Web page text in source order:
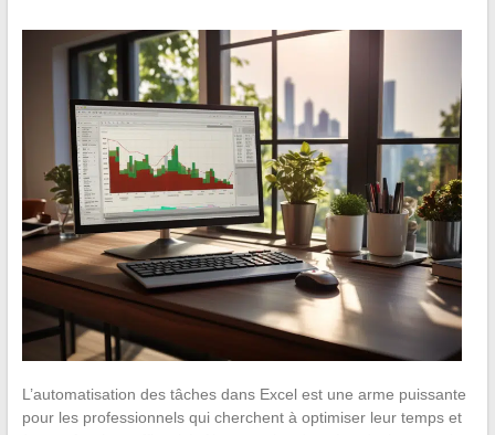
L’automatisation des tâches dans Excel est une arme puissante
pour les professionnels qui cherchent à optimiser leur temps et